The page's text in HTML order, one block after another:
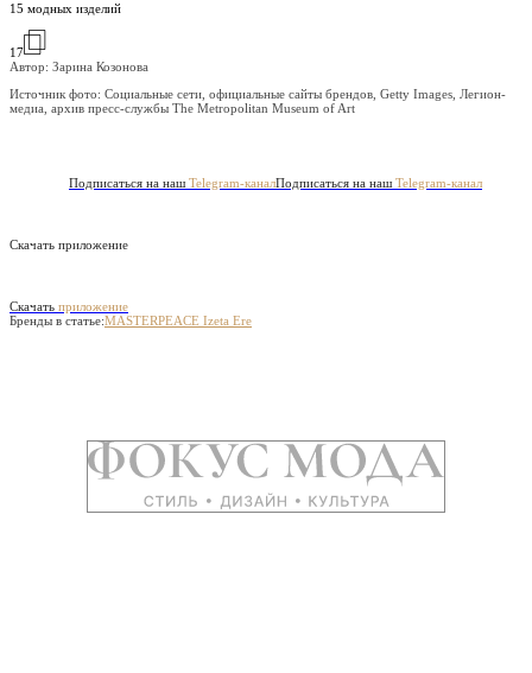
15 модных изделий
17
Автор: Зарина Козонова
Источник фото: Социальные сети, официальные сайты брендов, Getty Images, Легион-
медиа, архив пресс-службы The Metropolitan Museum of Art
Подписаться на наш Telegram-каналПодписаться на наш Telegram-канал
Скачать приложение
Скачать приложение
Бренды в статье:MASTERPEACE Izeta Ere